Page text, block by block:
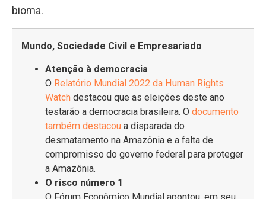
bioma.
Mundo, Sociedade Civil e Empresariado
Atenção à democracia
O Relatório Mundial 2022 da Human Rights
Watch destacou que as eleições deste ano
testarão a democracia brasileira. O documento
também destacou a disparada do
desmatamento na Amazônia e a falta de
compromisso do governo federal para proteger
a Amazônia.
O risco número 1